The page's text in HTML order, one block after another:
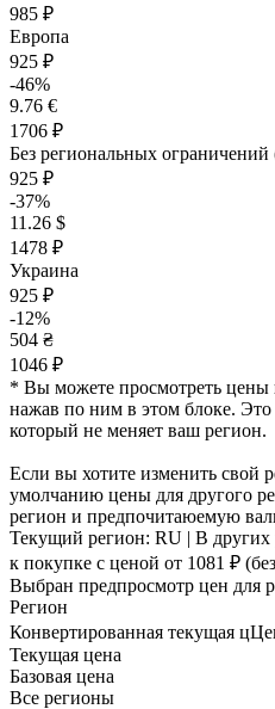
985 ₽
Европа
925 ₽
-46%
9.76 €
1706 ₽
Без региональных ограничений
925 ₽
-37%
11.26 $
1478 ₽
Украина
925 ₽
-12%
504 ₴
1046 ₽
* Вы можете просмотреть цены
нажав по ним в этом блоке. Это
который не меняет ваш регион.
Если вы хотите изменить свой
умолчанию цены для другого
регион и предпочитаюемую
Текущий регион: RU | В других
к покупке с ценой от 1081 ₽
Выбран предпросмотр цен для
Регион
Конвертированная текущая цЦ
Текущая цена
Базовая цена
Все регионы